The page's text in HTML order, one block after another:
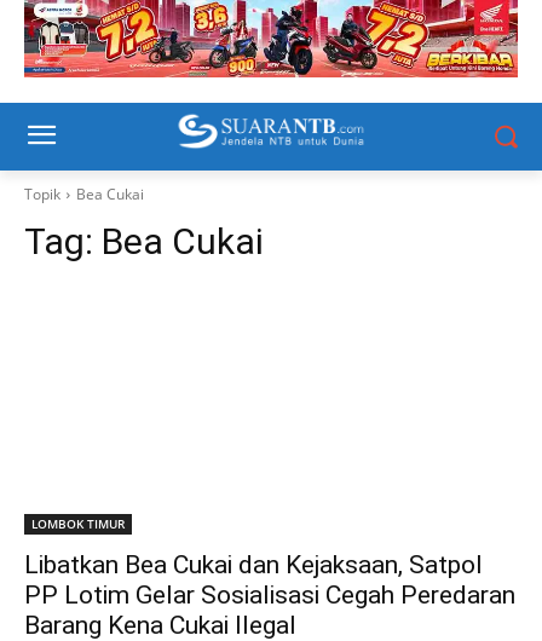
Topik Bea Cukai
Tag: Bea Cukai
LOMBOK TIMUR
Libatkan Bea Cukai dan Kejaksaan, Satpol
PP Lotim Gelar Sosialisasi Cegah Peredaran
Barang Kena Cukai Ilegal